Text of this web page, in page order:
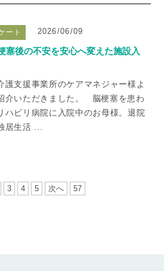
ート 2026/06/09
塞後の不安を安心へ変えた施設入
護支援事業所のケアマネジャー様よ
介いただきました。 脳梗塞を患わ
ハビリ病院に入院中のお母様。退院
居生活 ...
3 4 5 次へ 57